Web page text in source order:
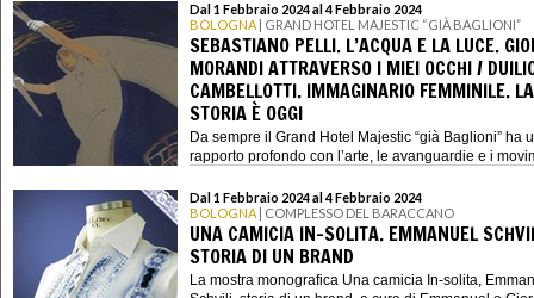
Dal 1 Febbraio 2024 al 4 Febbraio 2024
BOLOGNA | GRAND HOTEL MAJESTIC “GIÀ BAGLIONI”
SEBASTIANO PELLI. L’ACQUA E LA LUCE.
MORANDI ATTRAVERSO I MIEI OCCHI /
CAMBELLOTTI. IMMAGINARIO FEMMINILE. LA
STORIA È OGGI
Da sempre il Grand Hotel Majestic “già Baglioni” ha
rapporto profondo con l’arte, le avanguardie e i
Dal 1 Febbraio 2024 al 4 Febbraio 2024
BOLOGNA | COMPLESSO DEL BARACCANO
UNA CAMICIA IN-SOLITA. EMMANUEL
STORIA DI UN BRAND
La mostra monografica Una camicia In-solita,